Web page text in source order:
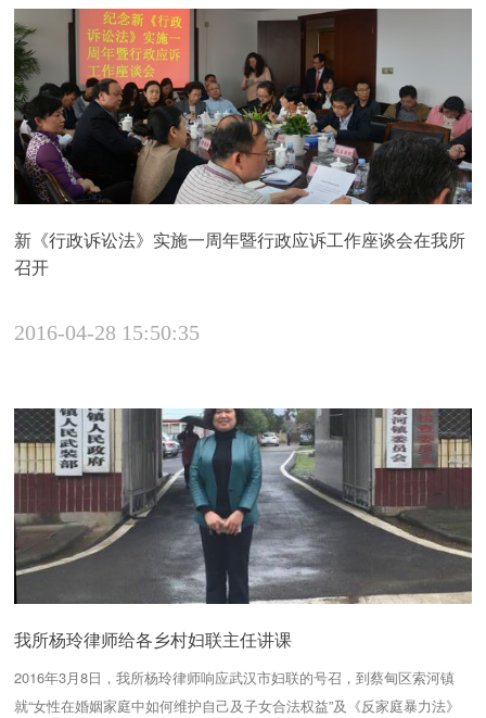
新《行政诉讼法》实施一周年暨行政应诉工作座谈会在我所
召开
2016-04-28 15:50:35
我所杨玲律师给各乡村妇联主任讲课
2016年3月8日，我所杨玲律师响应武汉市妇联的号召，到蔡甸区索河镇
就“女性在婚姻家庭中如何维护自己及子女合法权益”及《反家庭暴力法》